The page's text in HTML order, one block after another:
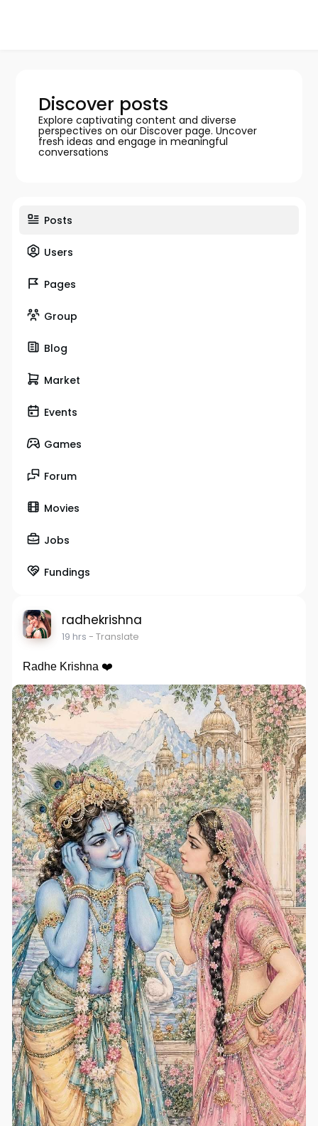
Discover posts
Explore captivating content and diverse
perspectives on our Discover page. Uncover
fresh ideas and engage in meaningful
conversations
Posts
Users
Pages
Group
Blog
Market
Events
Games
Forum
Movies
Jobs
Fundings
radhekrishna
19 hrs - Translate
Radhe Krishna ❤️